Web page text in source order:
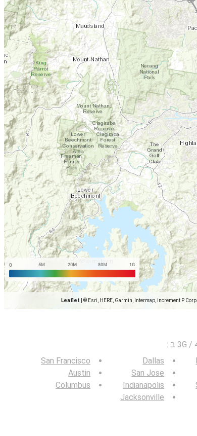
Leaflet © Esri, HERE, Garmin, Intermap, increment P
:
Dallas
San Jose
Indianapolis
Jacksonville
San Francisco
Austin
Columbus